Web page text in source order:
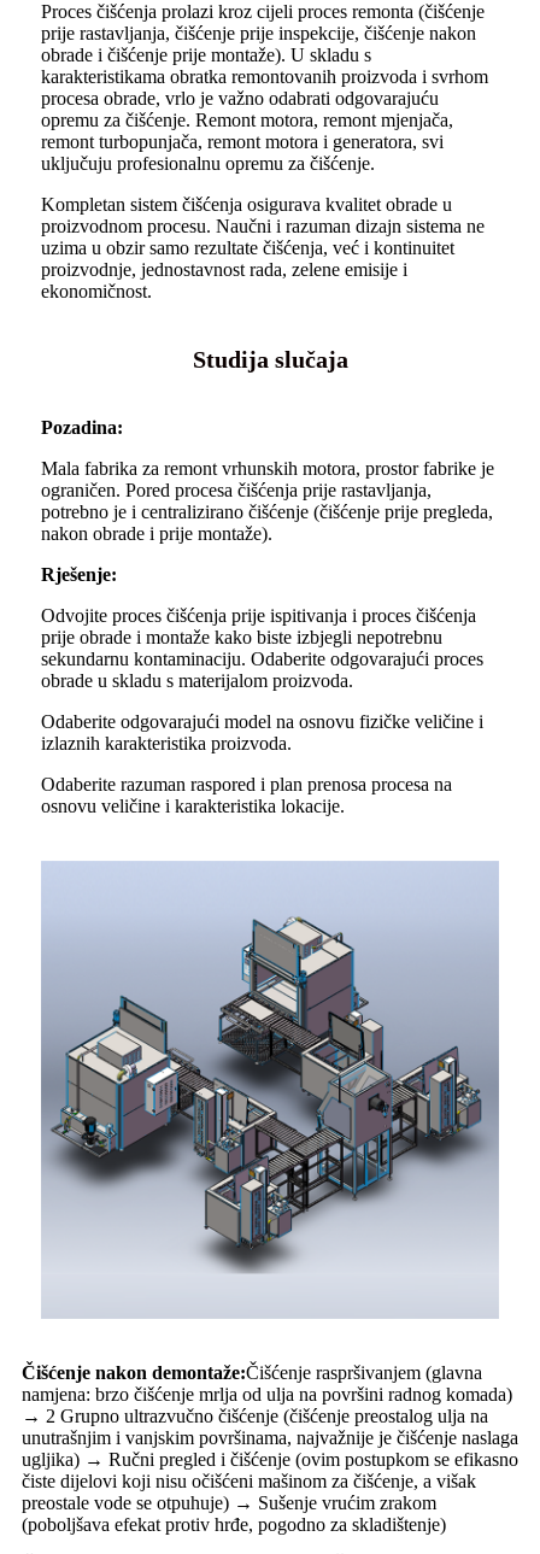
Proces čišćenja prolazi kroz cijeli proces remonta (čišćenje
prije rastavljanja, čišćenje prije inspekcije, čišćenje nakon
obrade i čišćenje prije montaže). U skladu s
karakteristikama obratka remontovanih proizvoda i svrhom
procesa obrade, vrlo je važno odabrati odgovarajuću
opremu za čišćenje. Remont motora, remont mjenjača,
remont turbopunjača, remont motora i generatora, svi
uključuju profesionalnu opremu za čišćenje.
Kompletan sistem čišćenja osigurava kvalitet obrade u
proizvodnom procesu. Naučni i razuman dizajn sistema ne
uzima u obzir samo rezultate čišćenja, već i kontinuitet
proizvodnje, jednostavnost rada, zelene emisije i
ekonomičnost.
Studija slučaja
Pozadina:
Mala fabrika za remont vrhunskih motora, prostor fabrike je
ograničen. Pored procesa čišćenja prije rastavljanja,
potrebno je i centralizirano čišćenje (čišćenje prije pregleda,
nakon obrade i prije montaže).
Rješenje:
Odvojite proces čišćenja prije ispitivanja i proces čišćenja
prije obrade i montaže kako biste izbjegli nepotrebnu
sekundarnu kontaminaciju. Odaberite odgovarajući proces
obrade u skladu s materijalom proizvoda.
Odaberite odgovarajući model na osnovu fizičke veličine i
izlaznih karakteristika proizvoda.
Odaberite razuman raspored i plan prenosa procesa na
osnovu veličine i karakteristika lokacije.
Čišćenje nakon demontaže:Čišćenje raspršivanjem (glavna
namjena: brzo čišćenje mrlja od ulja na površini radnog komada)
→ 2 Grupno ultrazvučno čišćenje (čišćenje preostalog ulja na
unutrašnjim i vanjskim površinama, najvažnije je čišćenje naslaga
ugljika) → Ručni pregled i čišćenje (ovim postupkom se efikasno
čiste dijelovi koji nisu očišćeni mašinom za čišćenje, a višak
preostale vode se otpuhuje) → Sušenje vrućim zrakom
(poboljšava efekat protiv hrđe, pogodno za skladištenje)